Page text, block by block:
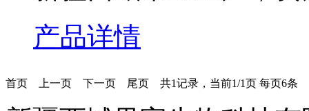
产品详情
首页 上一页 下一页 尾页 共1记录，当前1/1页 每页6条